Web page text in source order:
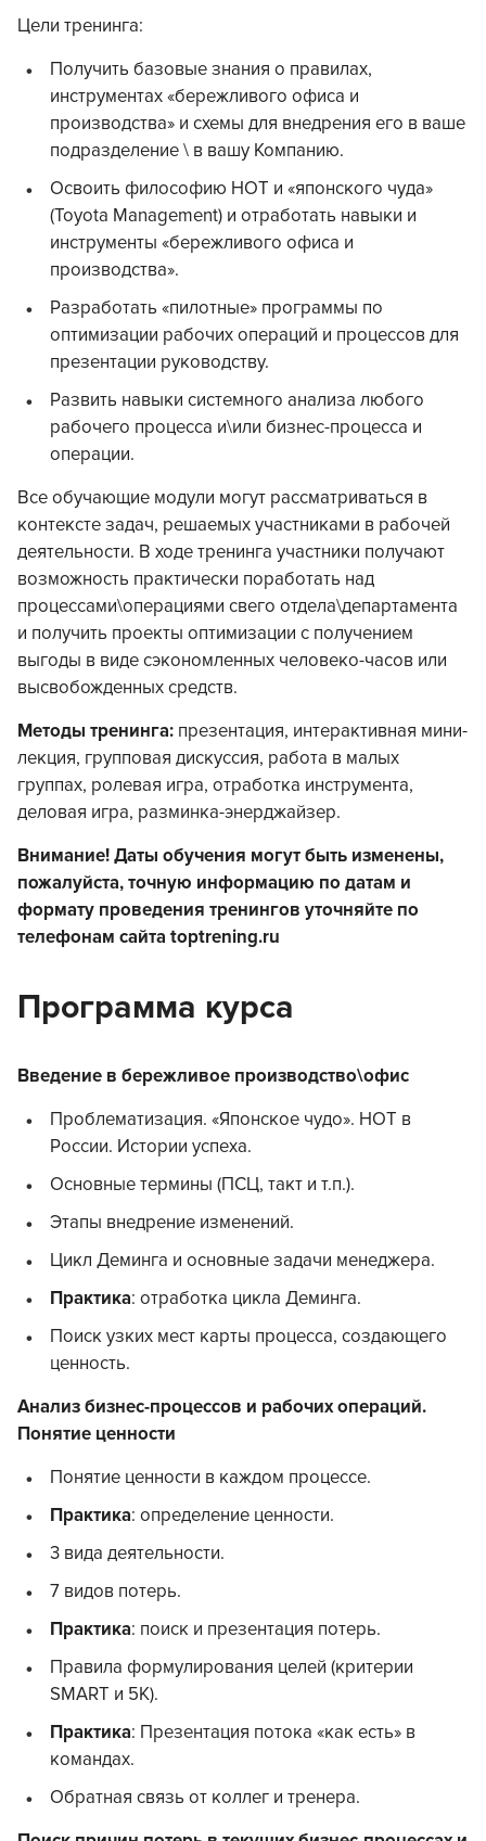
Цели тренинга:
Получить базовые знания о правилах,
инструментах «бережливого офиса и
производства» и схемы для внедрения его в ваше
подразделение \ в вашу Компанию.
Освоить философию НОТ и «японского чуда»
(Toyota Management) и отработать навыки и
инструменты «бережливого офиса и
производства».
Разработать «пилотные» программы по
оптимизации рабочих операций и процессов для
презентации руководству.
Развить навыки системного анализа любого
рабочего процесса и\или бизнес-процесса и
операции.
Все обучающие модули могут рассматриваться в
контексте задач, решаемых участниками в рабочей
деятельности. В ходе тренинга участники получают
возможность практически поработать над
процессами\операциями свего отдела\департамента
и получить проекты оптимизации с получением
выгоды в виде сэкономленных человеко-часов или
высвобожденных средств.
Методы тренинга: презентация, интерактивная мини-
лекция, групповая дискуссия, работа в малых
группах, ролевая игра, отработка инструмента,
деловая игра, разминка-энерджайзер.
Внимание! Даты обучения могут быть изменены,
пожалуйста, точную информацию по датам и
формату проведения тренингов уточняйте по
телефонам сайта toptrening.ru
Программа курса
Введение в бережливое производство\офис
Проблематизация. «Японское чудо». НОТ в
России. Истории успеха.
Основные термины (ПСЦ, такт и т.п.).
Этапы внедрение изменений.
Цикл Деминга и основные задачи менеджера.
Практика: отработка цикла Деминга.
Поиск узких мест карты процесса, создающего
ценность.
Анализ бизнес-процессов и рабочих операций.
Понятие ценности
Понятие ценности в каждом процессе.
Практика: определение ценности.
3 вида деятельности.
7 видов потерь.
Практика: поиск и презентация потерь.
Правила формулирования целей (критерии
SMART и 5K).
Практика: Презентация потока «как есть» в
командах.
Обратная связь от коллег и тренера.